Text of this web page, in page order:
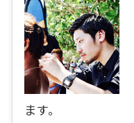
ます。